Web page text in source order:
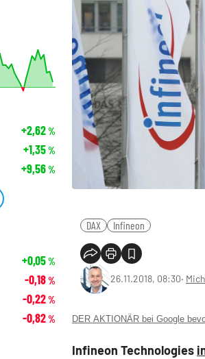
DAX Infineon
26.11.2018, 08:30‧
DER AKTIONÄR bei Google
Infineon Technologies
+2,62%
+1,35%
+9,56%
+0,05%
-0,18%
-0,22%
-0,82%